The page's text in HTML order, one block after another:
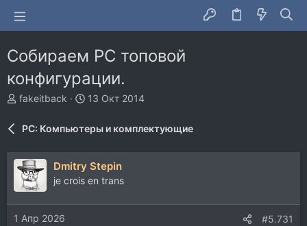
Собираем PC топовой
конфигурации.
А
т
р
т
е
м
fakeitback
Д
а
н
а
13 Окт 2014
PC: Компьютеры и комплектующие
Dmitry Stepin
je crois en trans
1 Апр 2026 #5.731